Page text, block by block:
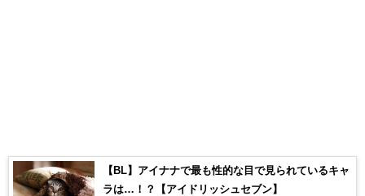
【BL】アイナナで最も性的な目で見られているキャ
ラは…！？【アイドリッシュセブン】